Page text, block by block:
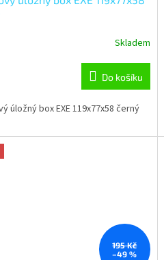
Skladem
Do košíku
úložný box EXE 119x77x58 černý
195 Kč
–49 %